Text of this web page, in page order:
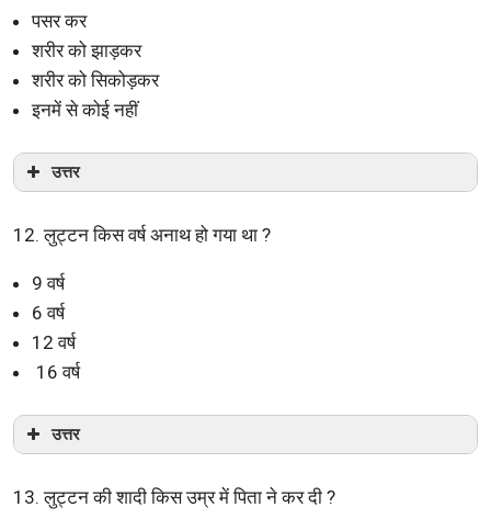
पसर कर
शरीर को झाड़कर
शरीर को सिकोड़कर
इनमें से कोई नहीं
उत्तर
12. लुट्टन किस वर्ष अनाथ हो गया था ?
9 वर्ष
6 वर्ष
12 वर्ष
16 वर्ष
उत्तर
13. लुट्टन की शादी किस उम्र में पिता ने कर दी ?